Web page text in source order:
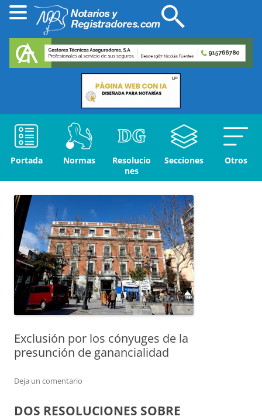
Portada Normas
Resolucio
nes
Secciones Otros
Exclusión por los cónyuges de la
presunción de ganancialidad
Deja un comentario
DOS RESOLUCIONES SOBRE